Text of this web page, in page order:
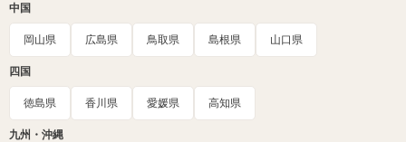
中国
岡山県 広島県 鳥取県 島根県 山口県
四国
徳島県 香川県 愛媛県 高知県
九州・沖縄